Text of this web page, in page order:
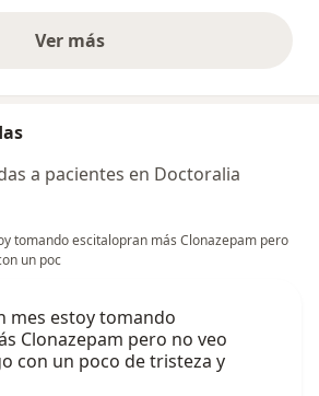
Ver másopiniones anteriores
a pacientes en Doctoralia
tomando escitalopran más Clonazepam pero
un poc
mes estoy tomando
Clonazepam pero no veo
con un poco de tristeza y